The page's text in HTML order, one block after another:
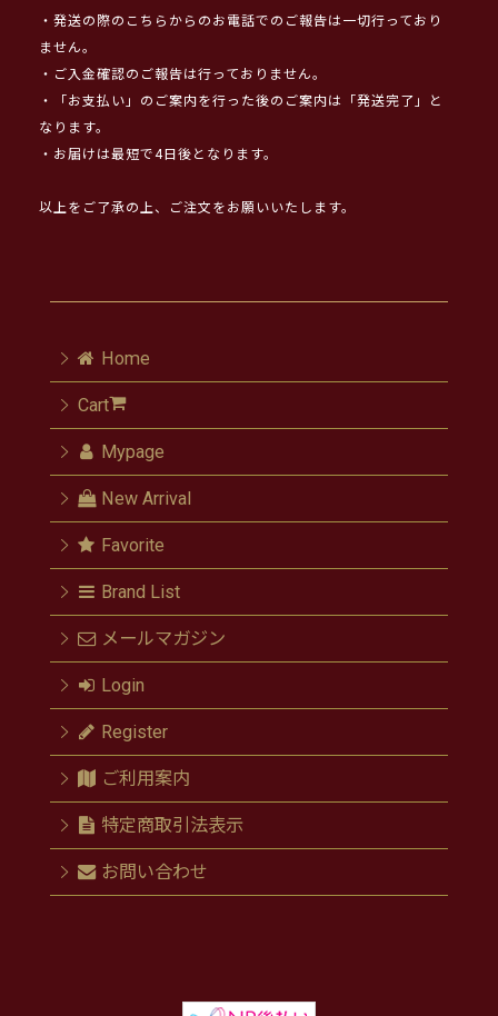
・発送の際のこちらからのお電話でのご報告は一切行っており
ません。
・ご入金確認のご報告は行っておりません。
・「お支払い」のご案内を行った後のご案内は「発送完了」と
なります。
・お届けは最短で4日後となります。
以上をご了承の上、ご注文をお願いいたします。
Home
Cart
Mypage
New Arrival
Favorite
Brand List
メールマガジン
Login
Register
ご利用案内
特定商取引法表示
お問い合わせ